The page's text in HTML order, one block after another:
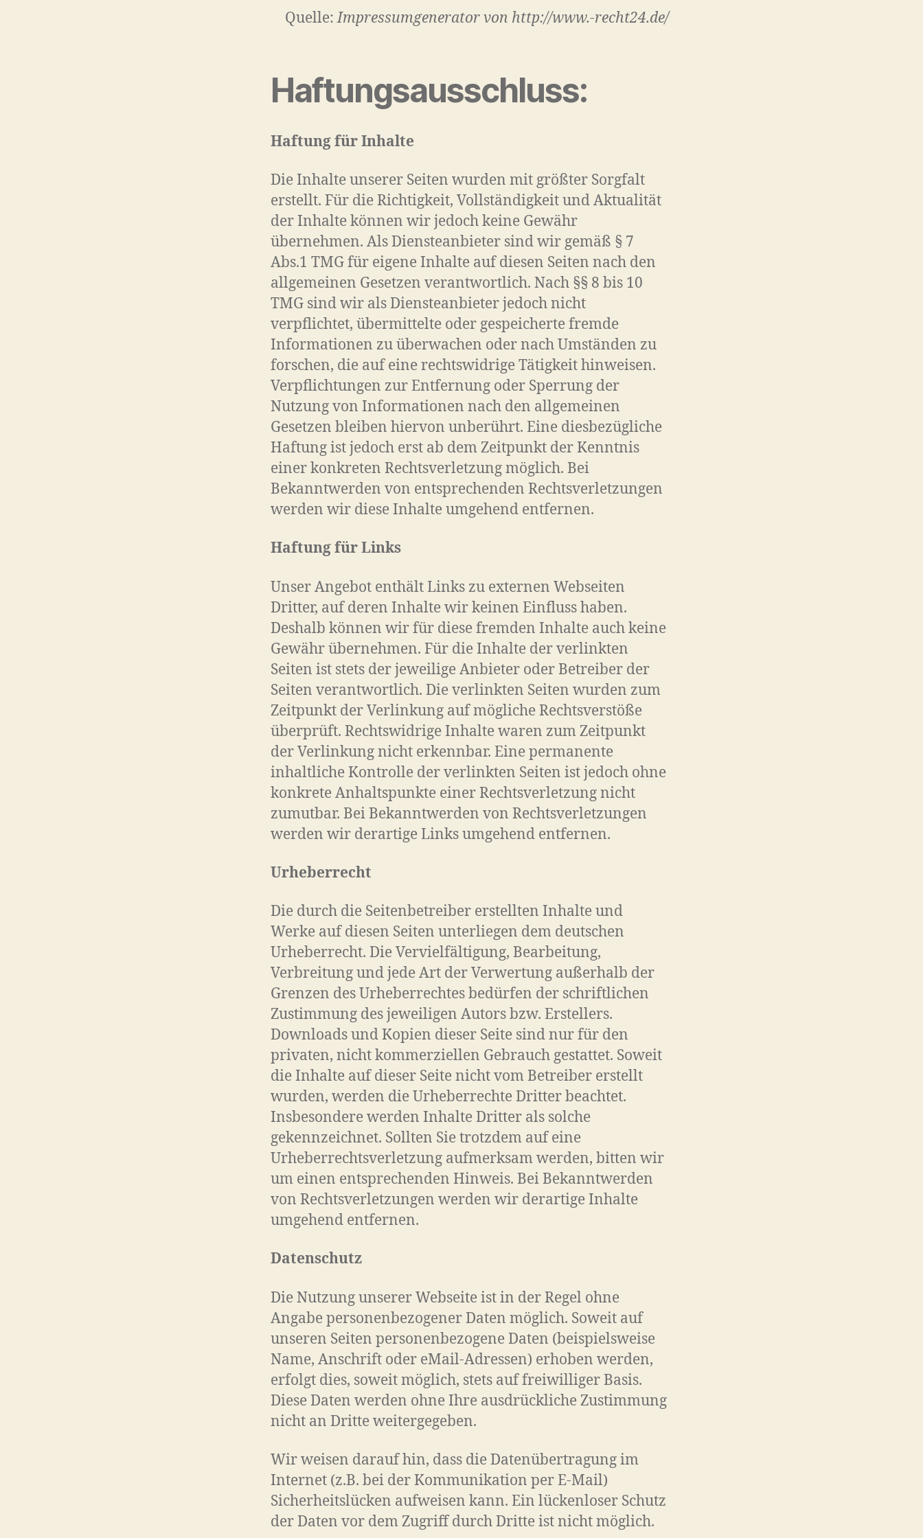
Quelle:Impressumgenerator von http://www.-recht24.de/
Haftungsausschluss:
Haftung für Inhalte
Die Inhalte unserer Seiten wurden mit größter Sorgfalt
erstellt. Für die Richtigkeit, Vollständigkeit und Aktualität
der Inhalte können wir jedoch keine Gewähr
übernehmen. Als Diensteanbieter sind wir gemäß § 7
Abs.1 TMG für eigene Inhalte auf diesen Seiten nach den
allgemeinen Gesetzen verantwortlich. Nach §§ 8 bis 10
TMG sind wir als Diensteanbieter jedoch nicht
verpflichtet, übermittelte oder gespeicherte fremde
Informationen zu überwachen oder nach Umständen zu
forschen, die auf eine rechtswidrige Tätigkeit hinweisen.
Verpflichtungen zur Entfernung oder Sperrung der
Nutzung von Informationen nach den allgemeinen
Gesetzen bleiben hiervon unberührt. Eine diesbezügliche
Haftung ist jedoch erst ab dem Zeitpunkt der Kenntnis
einer konkreten Rechtsverletzung möglich. Bei
Bekanntwerden von entsprechenden Rechtsverletzungen
werden wir diese Inhalte umgehend entfernen.
Haftung für Links
Unser Angebot enthält Links zu externen Webseiten
Dritter, auf deren Inhalte wir keinen Einfluss haben.
Deshalb können wir für diese fremden Inhalte auch keine
Gewähr übernehmen. Für die Inhalte der verlinkten
Seiten ist stets der jeweilige Anbieter oder Betreiber der
Seiten verantwortlich. Die verlinkten Seiten wurden zum
Zeitpunkt der Verlinkung auf mögliche Rechtsverstöße
überprüft. Rechtswidrige Inhalte waren zum Zeitpunkt
der Verlinkung nicht erkennbar. Eine permanente
inhaltliche Kontrolle der verlinkten Seiten ist jedoch ohne
konkrete Anhaltspunkte einer Rechtsverletzung nicht
zumutbar. Bei Bekanntwerden von Rechtsverletzungen
werden wir derartige Links umgehend entfernen.
Urheberrecht
Die durch die Seitenbetreiber erstellten Inhalte und
Werke auf diesen Seiten unterliegen dem deutschen
Urheberrecht. Die Vervielfältigung, Bearbeitung,
Verbreitung und jede Art der Verwertung außerhalb der
Grenzen des Urheberrechtes bedürfen der schriftlichen
Zustimmung des jeweiligen Autors bzw. Erstellers.
Downloads und Kopien dieser Seite sind nur für den
privaten, nicht kommerziellen Gebrauch gestattet. Soweit
die Inhalte auf dieser Seite nicht vom Betreiber erstellt
wurden, werden die Urheberrechte Dritter beachtet.
Insbesondere werden Inhalte Dritter als solche
gekennzeichnet. Sollten Sie trotzdem auf eine
Urheberrechtsverletzung aufmerksam werden, bitten wir
um einen entsprechenden Hinweis. Bei Bekanntwerden
von Rechtsverletzungen werden wir derartige Inhalte
umgehend entfernen.
Datenschutz
Die Nutzung unserer Webseite ist in der Regel ohne
Angabe personenbezogener Daten möglich. Soweit auf
unseren Seiten personenbezogene Daten (beispielsweise
Name, Anschrift oder eMail-Adressen) erhoben werden,
erfolgt dies, soweit möglich, stets auf freiwilliger Basis.
Diese Daten werden ohne Ihre ausdrückliche Zustimmung
nicht an Dritte weitergegeben.
Wir weisen darauf hin, dass die Datenübertragung im
Internet (z.B. bei der Kommunikation per E-Mail)
Sicherheitslücken aufweisen kann. Ein lückenloser Schutz
der Daten vor dem Zugriff durch Dritte ist nicht möglich.